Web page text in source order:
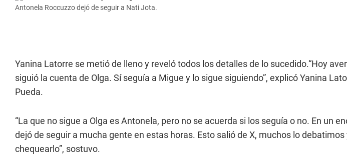
Antonela Roccuzzo dejó de seguir a Nati Jota.
Yanina Latorre se metió de lleno y reveló todos los detalles de lo sucedido.“Hoy
siguió la cuenta de Olga. Sí seguía a Migue y lo sigue siguiendo”, explicó Yanina
Pueda.
“La que no sigue a Olga es Antonela, pero no se acuerda si los seguía o no. En un
dejó de seguir a mucha gente en estas horas. Esto salió de X, muchos lo
chequearlo”, sostuvo.